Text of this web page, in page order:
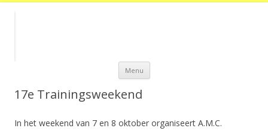
Menu Spring
de
17e Trainingsweekend
In het weekend van 7 en 8 oktober organiseert A.M.C.